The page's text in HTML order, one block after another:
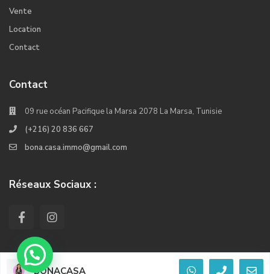
Vente
Location
Contact
Contact
09 rue océan Pacifique la Marsa 2078 La Marsa, Tunisie
(+216) 20 836 667
bona.casa.immo@gmail.com
Réseaux Sociaux :
BONACASA